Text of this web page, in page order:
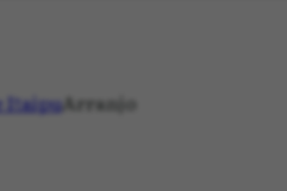
ItaipuArranjo